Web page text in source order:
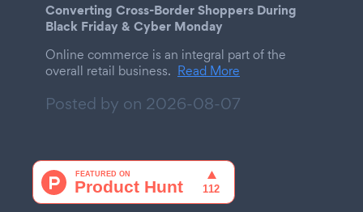
Converting Cross-Border Shoppers During
Black Friday & Cyber Monday
Online commerce is an integral part of the
overall retail business. Read More
Posted by on 2026-08-07